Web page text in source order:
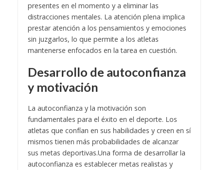
presentes en el momento y a eliminar las
distracciones mentales. La atención plena implica
prestar atención a los pensamientos y emociones
sin juzgarlos, lo que permite a los atletas
mantenerse enfocados en la tarea en cuestión.
Desarrollo de autoconfianza
y motivación
La autoconfianza y la motivación son
fundamentales para el éxito en el deporte. Los
atletas que confían en sus habilidades y creen en sí
mismos tienen más probabilidades de alcanzar
sus metas deportivas.Una forma de desarrollar la
autoconfianza es establecer metas realistas y